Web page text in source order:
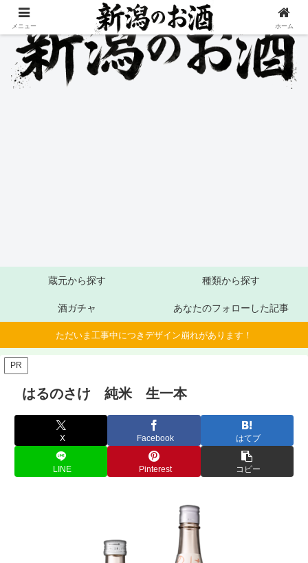
蔵元から探す 種類から探す
酒ガチャ あなたのフォローした記事
ただいま工事中につきデザイン崩れがあります！
PR
はるのさけ 純米 生一本
X Facebook はてブ
LINE Pinterest コピー
メニュー ホーム